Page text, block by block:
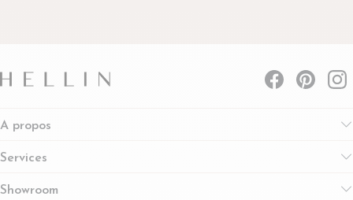
A propos
Services
Showroom